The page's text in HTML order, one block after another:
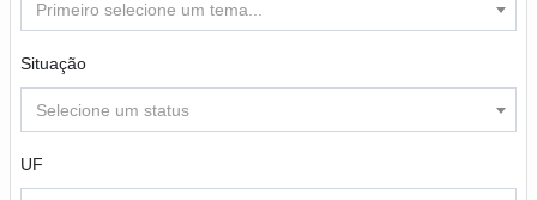
Primeiro selecione um tema...
Situação
Selecione um status
UF